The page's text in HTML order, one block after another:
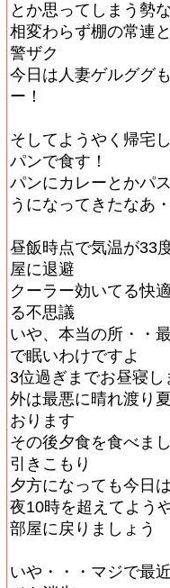
とか思ってしまう勢
相変わらず棚の常連
警ザク
今日は人妻ゲルググ
ー！
そしてようやく帰宅
パンで食す！
パンにカレーとかパ
うになってきたなあ
昼飯時点で気温が33
屋に退避
クーラー効いてる快
る不思議
いや、本当の所・・
で眠いわけですよ
3位過ぎまでお昼寝
外は最悪に晴れ渡り
おります
その後夕食を食べま
引きこもり
夕方になっても今日
夜10時を超えてよう
部屋に戻りましょう
いや・・・マジで最